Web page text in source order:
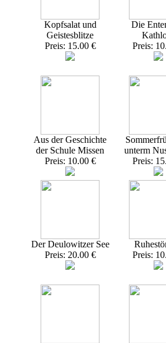
Kopfsalat und
Geistesblitze
Preis: 15.00 €
Die
Preis:
Aus der Geschichte
der Schule Missen
Preis: 10.00 €
unterm
Preis:
Der Deulowitzer See
Preis: 20.00 €
Preis: